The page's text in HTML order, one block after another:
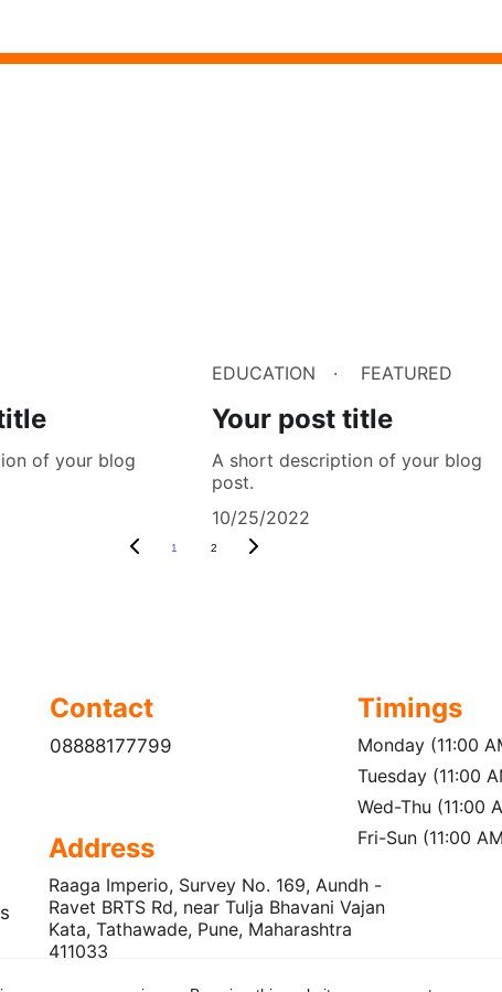
of your blog
EDUCATION FEATURED
Your post title
A short description of your blog
post.
10/25/2022
1 2
Contact
08888177799
Timings
Monday (11:00
Tuesday (11:00
Wed-Thu (11:00
Fri-Sun (11:00
Address
Raaga Imperio, Survey No. 169, Aundh -
Ravet BRTS Rd, near Tulja Bhavani Vajan
Kata, Tathawade, Pune, Maharashtra
411033